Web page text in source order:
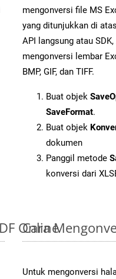
mengonversi file MS
yang ditunjukkan di
API langsung atau
mengonversi lembar
BMP, GIF, dan TIFF.
Buat objek
SaveFormat.
Buat objek
dokumen
Panggil metode
konversi dari
Online
Cara
Untuk mengonversi